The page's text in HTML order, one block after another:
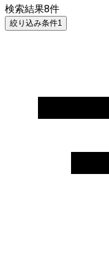
検索結果8件
絞り込み条件1